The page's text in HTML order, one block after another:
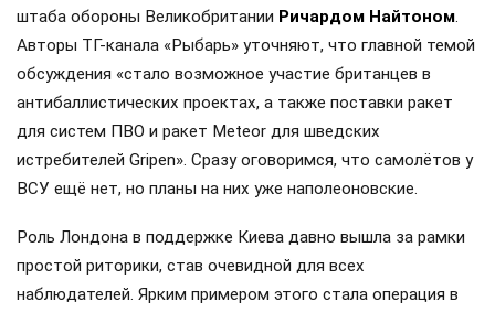
штаба обороны Великобритании Ричардом Найтоном.
Авторы ТГ-канала «Рыбарь» уточняют, что главной темой
обсуждения «стало возможное участие британцев в
антибаллистических проектах, а также поставки ракет
для систем ПВО и ракет Meteor для шведских
истребителей Gripen». Сразу оговоримся, что самолётов у
ВСУ ещё нет, но планы на них уже наполеоновские.
Роль Лондона в поддержке Киева давно вышла за рамки
простой риторики, став очевидной для всех
наблюдателей. Ярким примером этого стала операция в